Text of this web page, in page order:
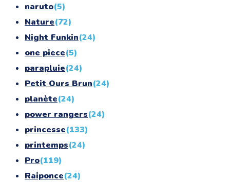
naruto(5)
Nature(72)
Night Funkin(24)
one piece(5)
parapluie(24)
Petit Ours Brun(24)
planète(24)
power rangers(24)
princesse(133)
printemps(24)
Pro(119)
Raiponce(24)